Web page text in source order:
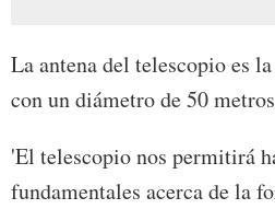
La antena del telescopio es
con un diámetro de 50
'El telescopio nos permitirá
fundamentales acerca de la